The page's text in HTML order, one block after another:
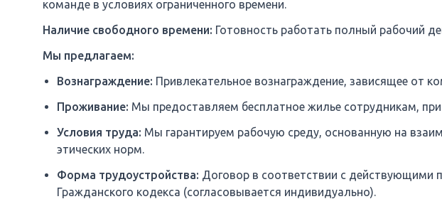
команде в условиях ограниченного времени.
Наличие свободного времени: Готовность работать полный рабочий
Мы предлагаем:
Вознаграждение: Привлекательное вознаграждение, зависящее от
Проживание: Мы предоставляем бесплатное жилье сотрудникам,
Условия труда: Мы гарантируем рабочую среду, основанную на
этических норм.
Форма трудоустройства: Договор в соответствии с действующими
Гражданского кодекса (согласовывается индивидуально).